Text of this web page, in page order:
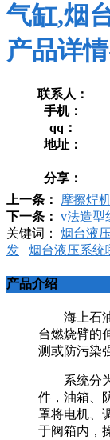
气缸,烟
产品详
联系人：
手机：
qq：
地址：
分享：
上一条：
摩擦焊
下一条： v法造型
关键词： 烟台液
发
烟台液压系统
产品介绍
海上石油
台燃烧臂的
测或防污染
系统分为
件，油箱、
罩将电机、
于阀箱内，